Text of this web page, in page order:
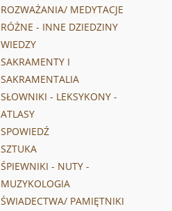
ROZWAŻANIA/ MEDYTACJE
RÓŻNE - INNE DZIEDZINY
WIEDZY
SAKRAMENTY I
SAKRAMENTALIA
SŁOWNIKI - LEKSYKONY -
ATLASY
SPOWIEDŹ
SZTUKA
ŚPIEWNIKI - NUTY -
MUZYKOLOGIA
ŚWIADECTWA/ PAMIĘTNIKI